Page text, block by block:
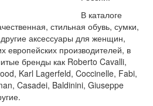
В каталоге
стильная обувь, сумки,
аксессуары для женщин,
европейских производителей, в
бренды как Roberto Cavalli,
Karl Lagerfeld, Coccinelle, Fabi,
Casadei, Baldinini, Giuseppe